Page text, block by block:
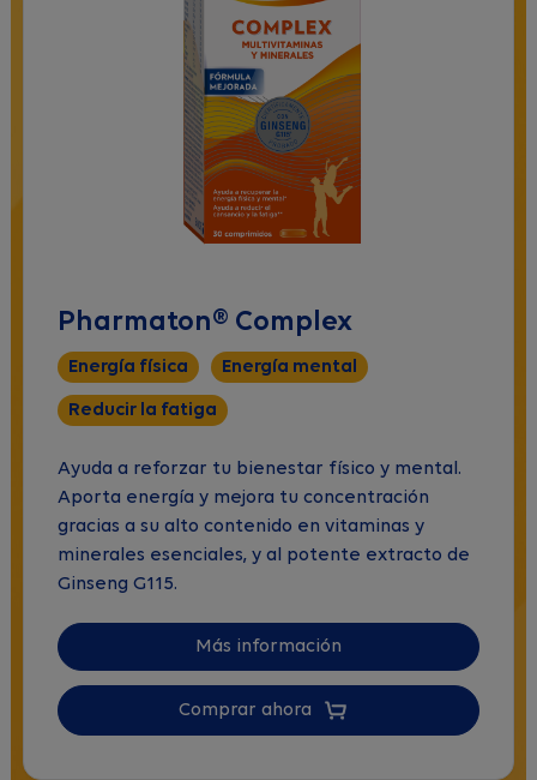
Pharmaton® Complex
Energía física Energía mental
Reducir la fatiga
Ayuda a reforzar tu bienestar físico y mental.
Aporta energía y mejora tu concentración
gracias a su alto contenido en vitaminas y
minerales esenciales, y al potente extracto de
Ginseng G115.
Más información
Comprar ahora